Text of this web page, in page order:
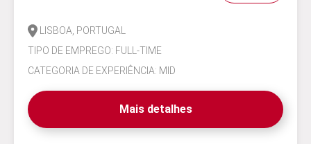
LISBOA, PORTUGAL
TIPO DE EMPREGO: FULL-TIME
CATEGORIA DE EXPERIÊNCIA: MID
Mais detalhes